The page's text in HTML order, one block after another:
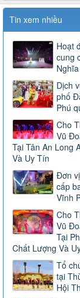
Tin xem nhiều
Hoạt
cung
Dịch
phố
Phú
Cho
Vũ
Tại Tân An Long
Và Uy Tín
Đơn
cấp
Vĩnh
Cho
Vũ
Tại
Chất Lượng Và
Tổ
tại
Hội